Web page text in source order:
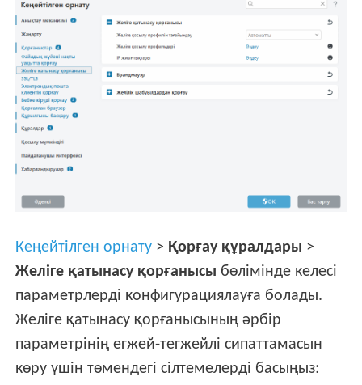
Кеңейтілген орнату > Қорғау құралдары >
Желіге қатынасу қорғанысы бөлімінде келесі
параметрлерді конфигурациялауға болады.
Желіге қатынасу қорғанысының әрбір
параметрінің егжей-тегжейлі сипаттамасын
көру үшін төмендегі сілтемелерді басыңыз: